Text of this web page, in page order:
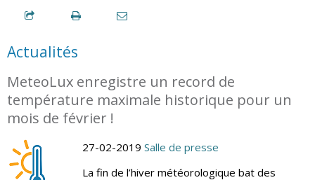
Actualités
MeteoLux enregistre un record de
température maximale historique pour un
mois de février !
27-02-2019 Salle de presse
La fin de l’hiver météorologique bat des